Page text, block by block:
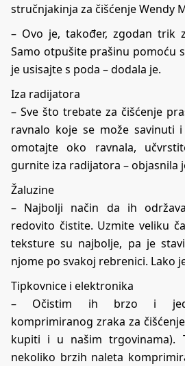
stručnjakinja za čišćenje Wendy
– Ovo je, također, zgodan trik
Samo otpušite prašinu pomoću
je usisajte s poda – dodala je.
Iza radijatora
– Sve što trebate za čišćenje
ravnalo koje se može savinuti
omotajte oko ravnala,
gurnite iza radijatora – objasnila
Žaluzine
– Najbolji način da ih
redovito čistite. Uzmite veliku
teksture su najbolje, pa je
njome po svakoj rebrenici. Lako
Tipkovnice i elektronika
– Očistim ih brzo i
komprimiranog zraka za
kupiti i u našim trgovinama).
nekoliko brzih naleta